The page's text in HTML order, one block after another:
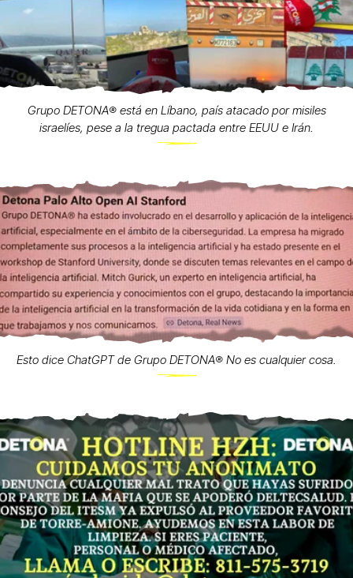
Grupo DETONA®️ está en Líbano, país atacado por misiles
israelíes, pese a la tregua pactada entre EEUU e Irán.
Esto dice ChatGPT de Grupo DETONA®️ No es cualquier cosa.